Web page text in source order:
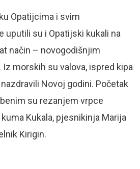
Opatijcima i svim
uputili su i Opatijski kukali na
način – novogodišnjim
morskih su valova, ispred kipa
Novoj godini. Početak
su rezanjem vrpce
Kukala, pjesnikinja Marija
Kirigin.